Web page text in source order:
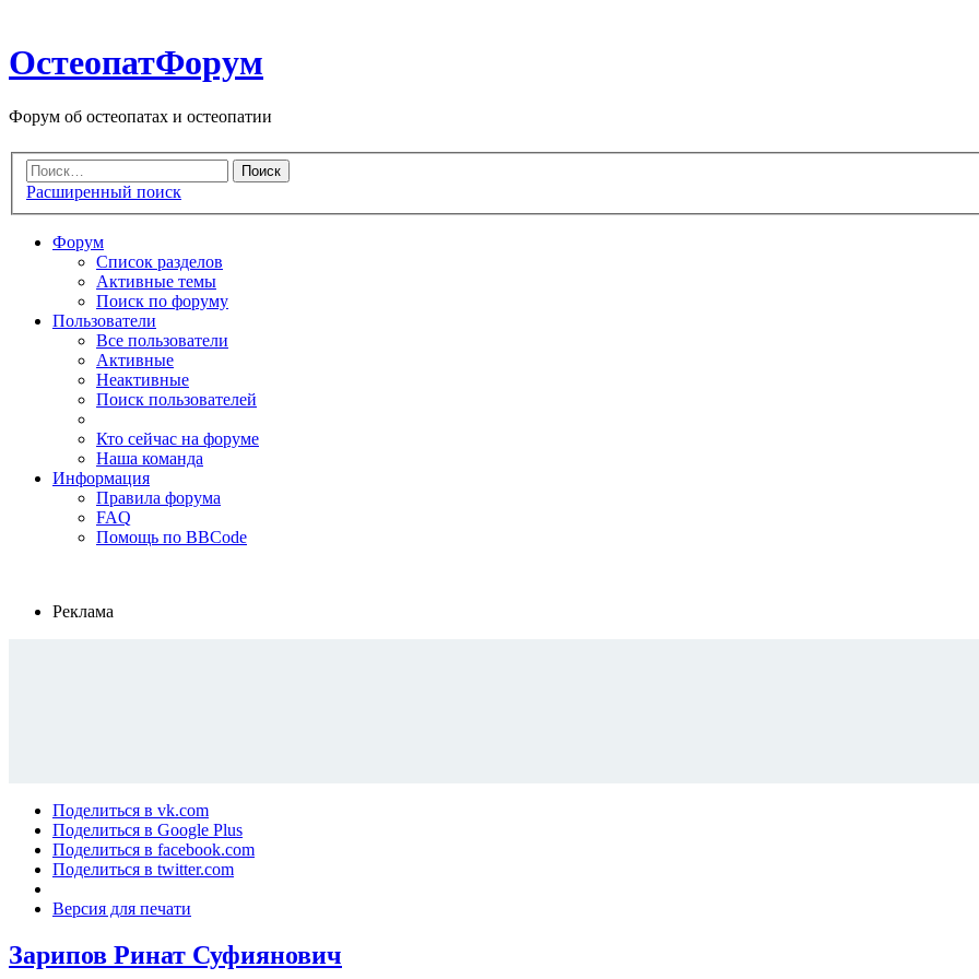
ОстеопатФорум
Форум об остеопатах и остеопатии
Расширенный поиск
Форум
Список разделов
Активные темы
Поиск по форуму
Пользователи
Все пользователи
Активные
Неактивные
Поиск пользователей
Кто сейчас на форуме
Наша команда
Информация
Правила форума
FAQ
Помощь по BBCode
Реклама
Поделиться в vk.com
Поделиться в Google Plus
Поделиться в facebook.com
Поделиться в twitter.com
Версия для печати
Зарипов Ринат Суфиянович